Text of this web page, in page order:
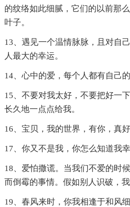
的纹络如此细腻，它们的以前那
叶子。
13、遇见一个温情脉脉，且对自
人最大的幸运。
14、心中的爱，每个人都有自己的
15、不要对我太好，不要把好一
长久地一点点给我。
16、宝贝，我的世界，有你，真好
17、你又不是我，你怎么知道我幸
18、爱怕撒谎。当我们不爱的时
而倒霉的事情。假如别人识破，
19、春风来时，你我相逢于和风